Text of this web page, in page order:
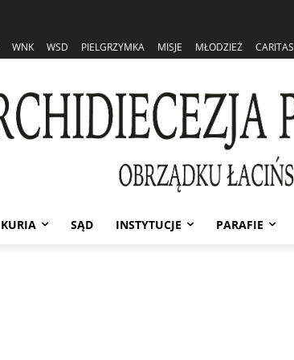
WNK WSD PIELGRZYMKA MISJE MŁODZIEŻ CARITAS
KURIA SĄD INSTYTUCJE PARAFIE